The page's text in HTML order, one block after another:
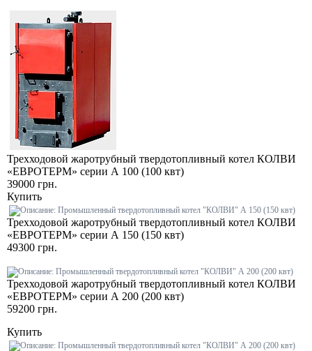
Трехходовой жаротрубный твердотопливный котел КОЛВИ
«ЕВРОТЕРМ» серии А 100 (100 квт)
39000 грн.
Купить
Трехходовой жаротрубный твердотопливный котел КОЛВИ
«ЕВРОТЕРМ» серии А 150 (150 квт)
49300 грн.
Трехходовой жаротрубный твердотопливный котел КОЛВИ
«ЕВРОТЕРМ» серии А 200 (200 квт)
59200 грн.
Купить